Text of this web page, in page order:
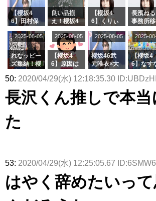
ト！」水曜
スタジオ出
演決定
る...
【くりぃむ
ナンタラ】
ィット 東
京ドーム
演】
【櫻坂4
6】田村保
ージを脱い
でいた理由
良い品揃
え！櫻坂4
グル『Mak
e or Brea
k』オフィ
シャルグッ
ズ絶賛販売
受付中
【櫻坂4
6】くりぃ
の2人を手
玉に取る大
沼晶保【く
りぃむナン
タラ】
長濱ねる
事務所
属を発表
れなッピー
ズ集結！櫻
麗奈×遠藤
「ラヴィッ
ト！」水曜
演決定
2025-08-05
【櫻坂4
6】原因は
大園玲、B
ざわつかせ
る...
2025-08-05
櫻坂46武
元唯衣×大
風呂場のE
さんに恐怖
【くりぃむ
2025-08-05
【櫻坂4
6】なす
が号泣
2曲目っ
て...【ラ
ィット 東
2025-
50: 2020/04/29(水) 12:18:35.30
長沢くん推しで本当
た
53: 2020/04/29(水) 12:25:05.67
はやく辞めたいっ